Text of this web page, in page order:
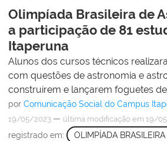
Olimpíada Brasileira de
a participação de 81
Itaperuna
Alunos dos cursos técnicos
com questões de astronomia e
construírem e lançarem foguetes
por Comunicação Social do Campus
19/05/2023 — última modificação em 19/
registrado em: OLIMPÍADA